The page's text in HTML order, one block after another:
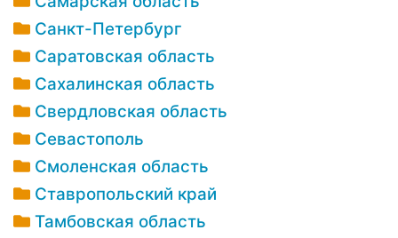
Санкт-Петербург
Саратовская область
Сахалинская область
Свердловская область
Севастополь
Смоленская область
Ставропольский край
Тамбовская область